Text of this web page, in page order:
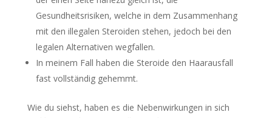
Gesundheitsrisiken, welche in dem Zusammenhang
mit den illegalen Steroiden stehen, jedoch bei den
legalen Alternativen wegfallen.
In meinem Fall haben die Steroide den Haarausfall
fast vollständig gehemmt.
Wie du siehst, haben es die Nebenwirkungen in sich